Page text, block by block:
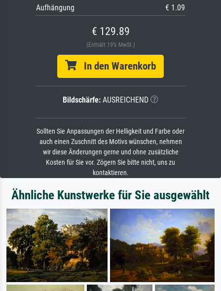
Aufhängung
€ 1.09
€ 129.89
(Enthält 19% MwSt.)
In den Warenkorb
Bildschärfe: AUSREICHEND
Sollten Sie Anpassungen der Helligkeit und Farbe oder
auch einen Zuschnitt des Motivs wünschen, nehmen
wir diese Änderungen gerne und ohne zusätzliche
Kosten für Sie vor. Zögern Sie bitte nicht, uns zu
kontaktieren.
Ähnliche Kunstwerke für Sie ausgewählt